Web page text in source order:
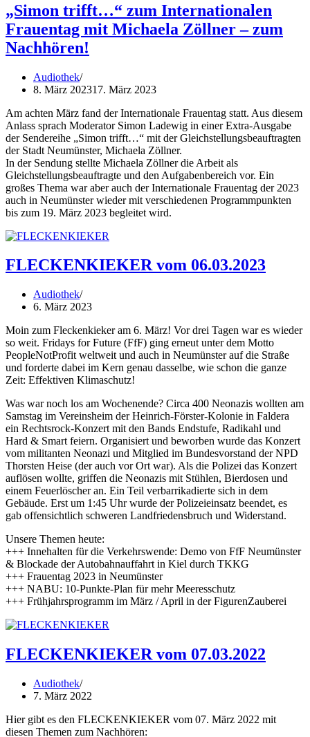
„Simon trifft…“ zum Internationalen
Frauentag mit Michaela Zöllner – zum
Nachhören!
Audiothek
8. März 202317. März 2023
Am achten März fand der Internationale Frauentag statt. Aus diesem
Anlass sprach Moderator Simon Ladewig in einer Extra-Ausgabe
der Sendereihe „Simon trifft…“ mit der Gleichstellungsbeauftragten
der Stadt Neumünster, Michaela Zöllner.
In der Sendung stellte Michaela Zöllner die Arbeit als
Gleichstellungsbeauftragte und den Aufgabenbereich vor. Ein
großes Thema war aber auch der Internationale Frauentag der 2023
auch in Neumünster wieder mit verschiedenen Programmpunkten
bis zum 19. März 2023 begleitet wird.
FLECKENKIEKER vom 06.03.2023
Audiothek
6. März 2023
Moin zum Fleckenkieker am 6. März! Vor drei Tagen war es wieder
so weit. Fridays for Future (FfF) ging erneut unter dem Motto
PeopleNotProfit weltweit und auch in Neumünster auf die Straße
und forderte dabei im Kern genau dasselbe, wie schon die ganze
Zeit: Effektiven Klimaschutz!
Was war noch los am Wochenende? Circa 400 Neonazis wollten am
Samstag im Vereinsheim der Heinrich-Förster-Kolonie in Faldera
ein Rechtsrock-Konzert mit den Bands Endstufe, Radikahl und
Hard & Smart feiern. Organisiert und beworben wurde das Konzert
vom militanten Neonazi und Mitglied im Bundesvorstand der NPD
Thorsten Heise (der auch vor Ort war). Als die Polizei das Konzert
auflösen wollte, griffen die Neonazis mit Stühlen, Bierdosen und
einem Feuerlöscher an. Ein Teil verbarrikadierte sich in dem
Gebäude. Erst um 1:45 Uhr wurde der Polizeieinsatz beendet, es
gab offensichtlich schweren Landfriedensbruch und Widerstand.
Unsere Themen heute:
+++ Innehalten für die Verkehrswende: Demo von FfF Neumünster
& Blockade der Autobahnauffahrt in Kiel durch TKKG
+++ Frauentag 2023 in Neumünster
+++ NABU: 10-Punkte-Plan für mehr Meeresschutz
+++ Frühjahrsprogramm im März / April in der FigurenZauberei
FLECKENKIEKER vom 07.03.2022
Audiothek
7. März 2022
Hier gibt es den FLECKENKIEKER vom 07. März 2022 mit
diesen Themen zum Nachhören: